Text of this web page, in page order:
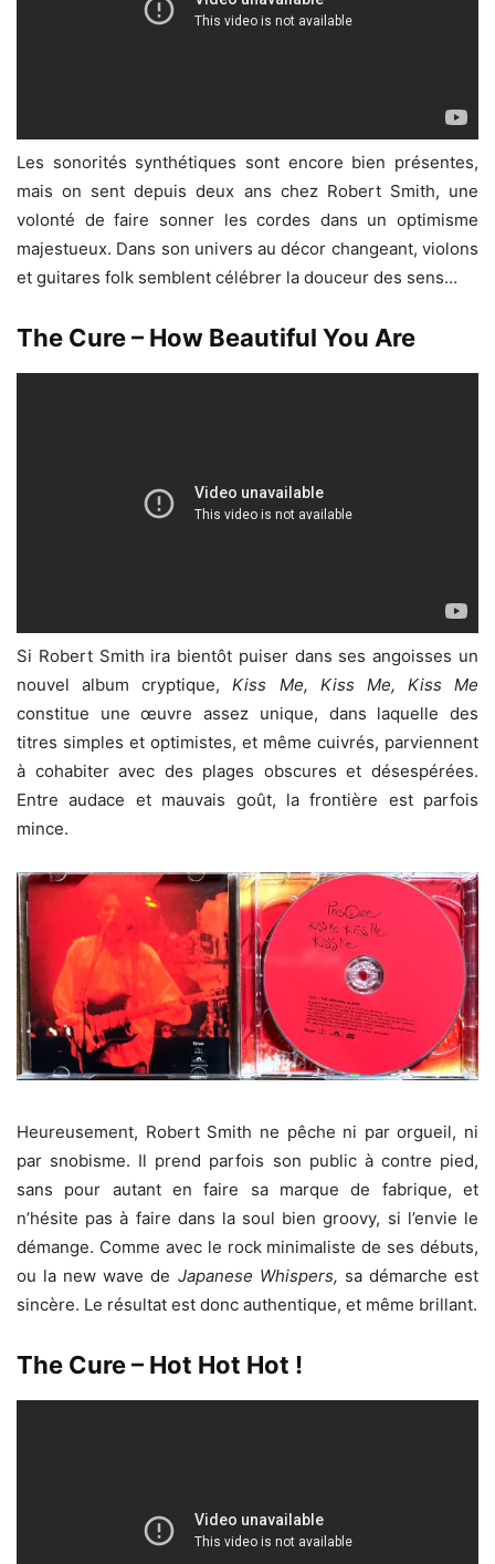
Les sonorités synthétiques sont encore bien présentes,
mais on sent depuis deux ans chez Robert Smith, une
volonté de faire sonner les cordes dans un optimisme
majestueux. Dans son univers au décor changeant, violons
et guitares folk semblent célébrer la douceur des sens…
The Cure – How Beautiful You Are
Si Robert Smith ira bientôt puiser dans ses angoisses un
nouvel album cryptique,Kiss Me, Kiss Me, Kiss Me
constitue une œuvre assez unique, dans laquelle des
titres simples et optimistes, et même cuivrés, parviennent
à cohabiter avec des plages obscures et désespérées.
Entre audace et mauvais goût, la frontière est parfois
mince.
Heureusement, Robert Smith ne pêche ni par orgueil, ni
par snobisme. Il prend parfois son public à contre pied,
sans pour autant en faire sa marque de fabrique, et
n’hésite pas à faire dans la soul bien groovy, si l’envie le
démange. Comme avec le rock minimaliste de ses débuts,
ou la new wave de Japanese Whispers, sa démarche est
sincère. Le résultat est donc authentique, et même brillant.
The Cure – Hot Hot Hot !